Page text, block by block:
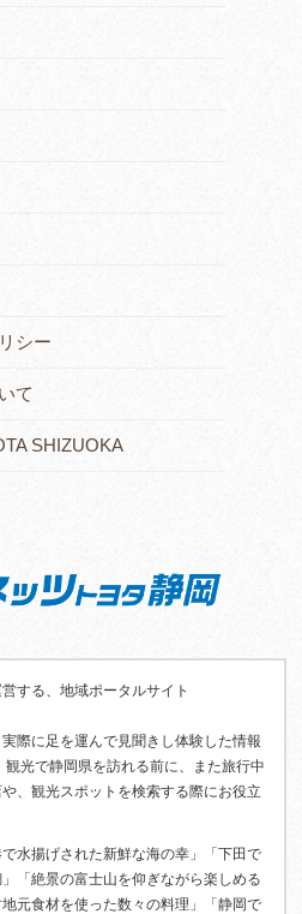
シー
て
SHIZUOKA
する、地域ポータルサイト
際に足を運んで見聞きし体験した情報
光で静岡県を訪れる前に、また旅行中
、観光スポットを検索する際にお役立
水揚げされた新鮮な海の幸」「下田で
「絶景の富士山を仰ぎながら楽しめる
元食材を使った数々の料理」「静岡で